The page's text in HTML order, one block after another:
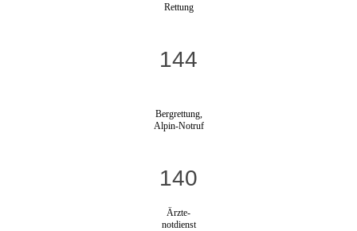
Rettung
144
Bergrettung,
Alpin-Notruf
140
Ärzte-
notdienst